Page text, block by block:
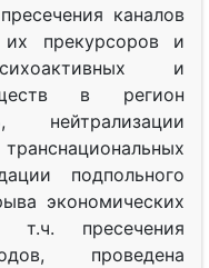
каналов
их прекурсоров и
и
в регион
нейтрализации
подпольного
экономических
т.ч. пресечения
проведена